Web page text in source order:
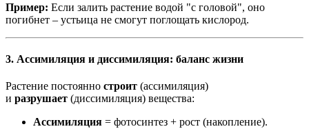
Пример: Если залить растение водой "с головой", оно
погибнет – устьица не смогут поглощать кислород.
3. Ассимиляция и диссимиляция: баланс жизни
Растение постоянно строит (ассимиляция)
и разрушает (диссимиляция) вещества:
Ассимиляция = фотосинтез + рост (накопление).